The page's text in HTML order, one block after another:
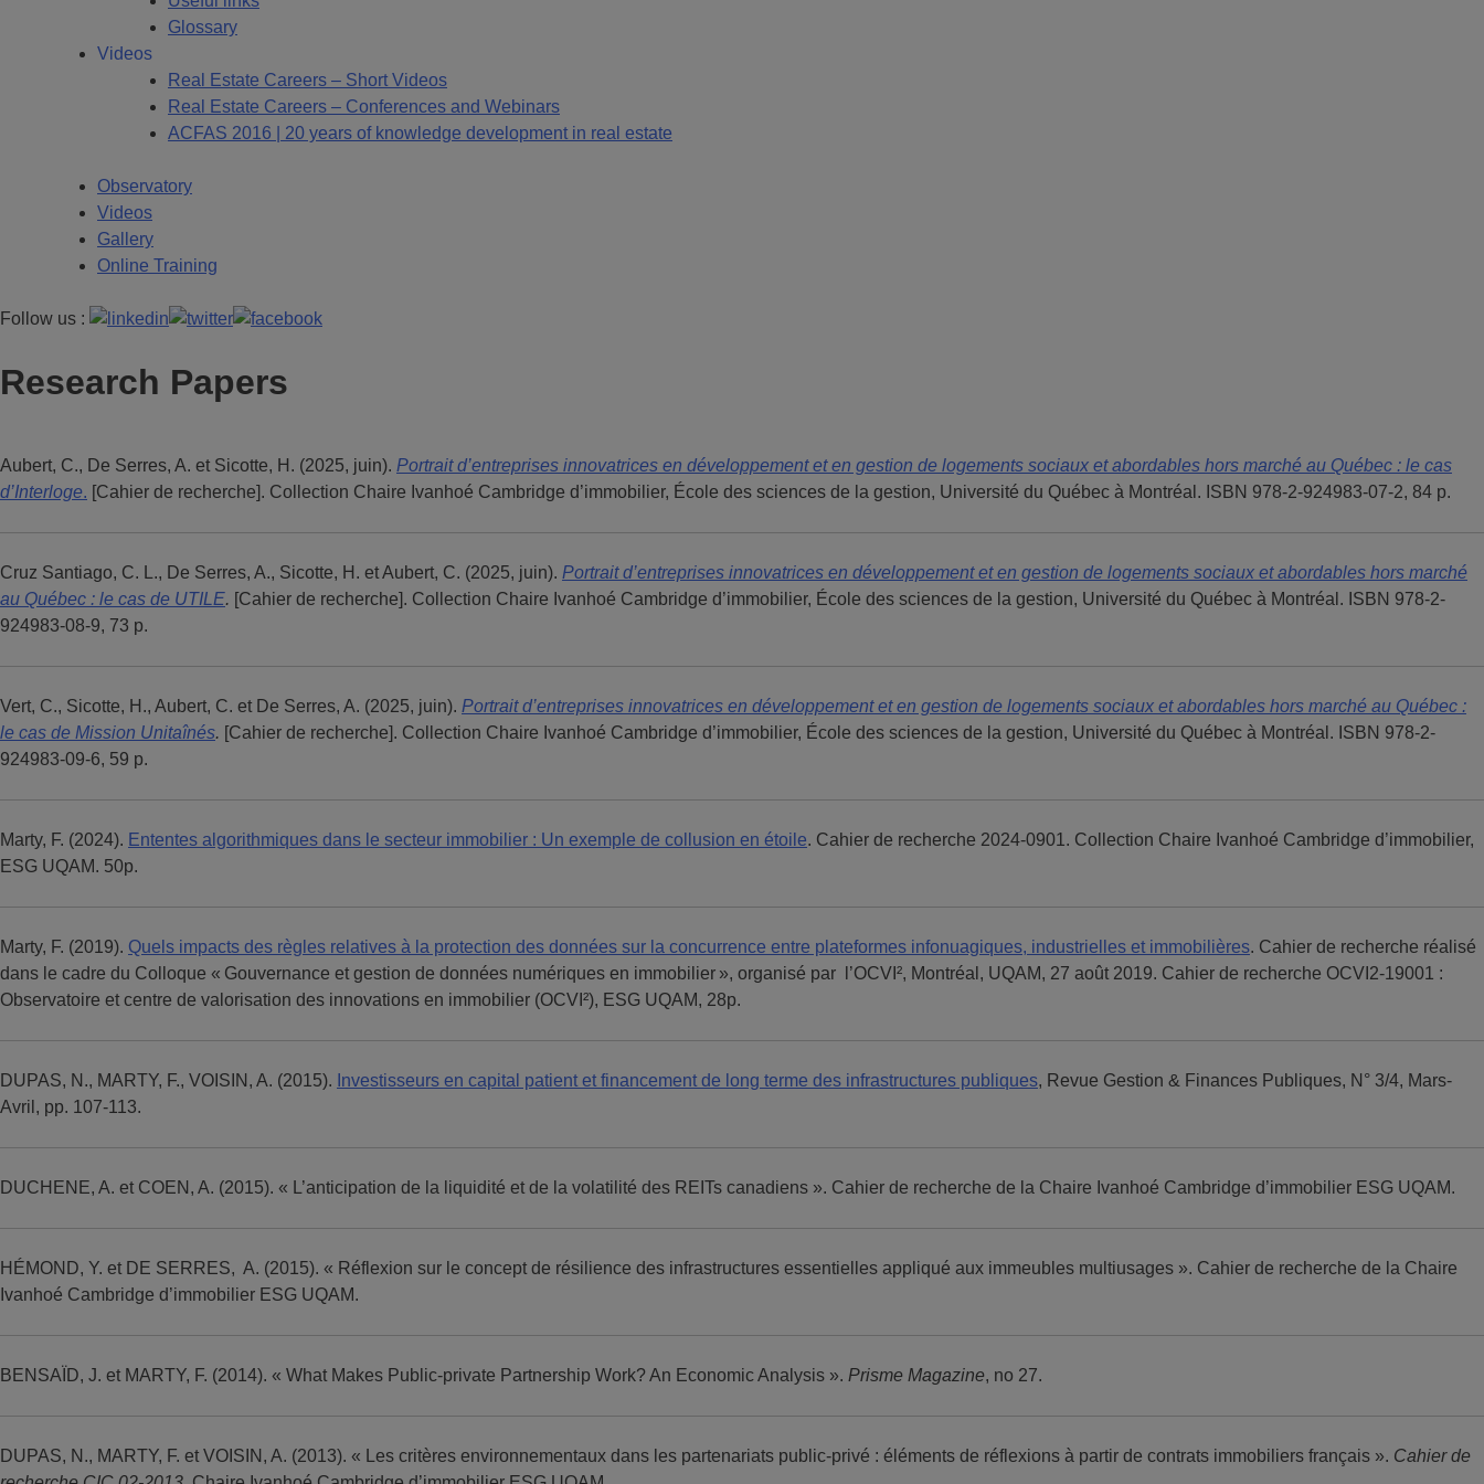
Glossary
Videos
Real Estate Careers – Short Videos
Real Estate Careers – Conferences and Webinars
ACFAS 2016 | 20 years of knowledge development in real estate
Observatory
Videos
Gallery
Online Training
Follow us :
Research Papers
Aubert, C., De Serres, A. et Sicotte, H. (2025, juin). Portrait d’entreprises innovatrices en développement et en gestion de logements sociaux et abordables hors marché au Québec : le cas
d’Interloge. [Cahier de recherche]. Collection Chaire Ivanhoé Cambridge d’immobilier, École des sciences de la gestion, Université du Québec à Montréal. ISBN 978-2-924983-07-2, 84 p.
Cruz Santiago, C. L., De Serres, A., Sicotte, H. et Aubert, C. (2025, juin). Portrait d’entreprises innovatrices en développement et en gestion de logements sociaux et abordables hors marché
au Québec : le cas de UTILE. [Cahier de recherche]. Collection Chaire Ivanhoé Cambridge d’immobilier, École des sciences de la gestion, Université du Québec à Montréal. ISBN 978-2-
924983-08-9, 73 p.
Vert, C., Sicotte, H., Aubert, C. et De Serres, A. (2025, juin). Portrait d’entreprises innovatrices en développement et en gestion de logements sociaux et abordables hors marché au Québec :
le cas de Mission Unitaînés. [Cahier de recherche]. Collection Chaire Ivanhoé Cambridge d’immobilier, École des sciences de la gestion, Université du Québec à Montréal. ISBN 978-2-
924983-09-6, 59 p.
Marty, F. (2024). Ententes algorithmiques dans le secteur immobilier : Un exemple de collusion en étoile. Cahier de recherche 2024-0901. Collection Chaire Ivanhoé Cambridge d’immobilier,
ESG UQAM. 50p.
Marty, F. (2019). Quels impacts des règles relatives à la protection des données sur la concurrence entre plateformes infonuagiques, industrielles et immobilières. Cahier de recherche réalisé
dans le cadre du Colloque « Gouvernance et gestion de données numériques en immobilier », organisé par l’OCVI², Montréal, UQAM, 27 août 2019. Cahier de recherche OCVI2-19001 :
Observatoire et centre de valorisation des innovations en immobilier (OCVI²), ESG UQAM, 28p.
DUPAS, N., MARTY, F., VOISIN, A. (2015). Investisseurs en capital patient et financement de long terme des infrastructures publiques, Revue Gestion & Finances Publiques, N° 3/4, Mars-
Avril, pp. 107-113.
DUCHENE, A. et COEN, A. (2015). « L’anticipation de la liquidité et de la volatilité des REITs canadiens ». Cahier de recherche de la Chaire Ivanhoé Cambridge d’immobilier ESG UQAM.
HÉMOND, Y. et DE SERRES, A. (2015). « Réflexion sur le concept de résilience des infrastructures essentielles appliqué aux immeubles multiusages ». Cahier de recherche de la Chaire
Ivanhoé Cambridge d’immobilier ESG UQAM.
BENSAÏD, J. et MARTY, F. (2014). « What Makes Public-private Partnership Work? An Economic Analysis ». Prisme Magazine, no 27.
DUPAS, N., MARTY, F. et VOISIN, A. (2013). « Les critères environnementaux dans les partenariats public-privé : éléments de réflexions à partir de contrats immobiliers français ». Cahier de